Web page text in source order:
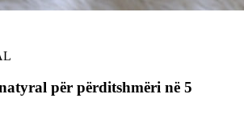
për përditshmëri në 5